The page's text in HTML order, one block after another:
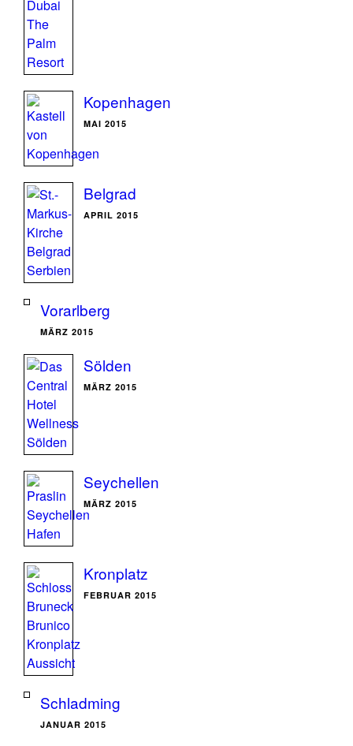
Kopenhagen
MAI 2015
Belgrad
APRIL 2015
Vorarlberg
MÄRZ 2015
Sölden
MÄRZ 2015
Seychellen
MÄRZ 2015
Kronplatz
FEBRUAR 2015
Schladming
JANUAR 2015